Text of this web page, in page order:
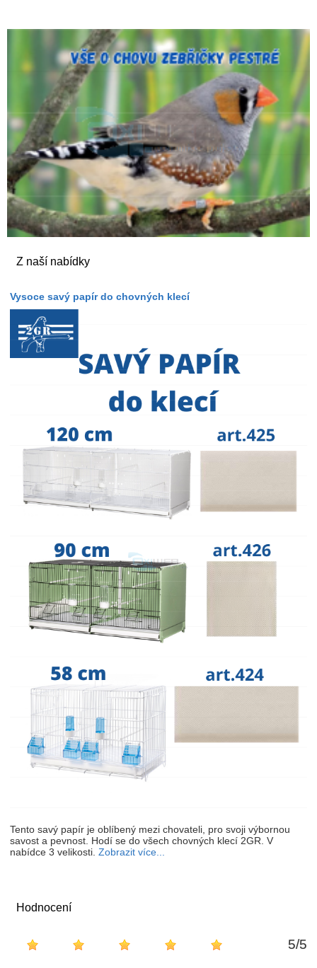
Z naší nabídky
Vysoce savý papír do chovných klecí
Tento savý papír je oblíbený mezi chovateli, pro svoji výbornou
savost a pevnost. Hodí se do všech chovných klecí 2GR. V
nabídce 3 velikosti. Zobrazit více...
Hodnocení
5/5